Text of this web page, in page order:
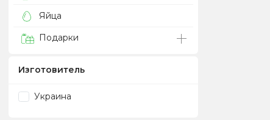
Яйца
Подарки
Изготовитель
Украина